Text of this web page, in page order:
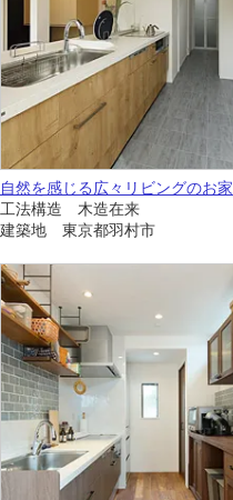
自然を感じる広々リビングのお家
工法構造 木造在来
建築地 東京都羽村市